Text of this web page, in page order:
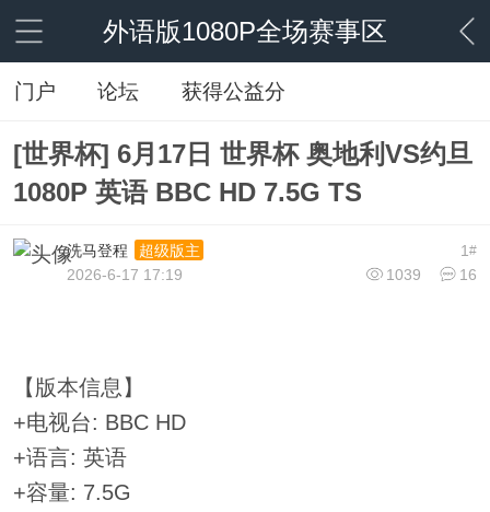
外语版1080P全场赛事区
门户 论坛 获得公益分
[世界杯] 6月17日 世界杯 奥地利VS约旦
1080P 英语 BBC HD 7.5G TS
1#
洗马登程
超级版主
1039
16
2026-6-17 17:19
【版本信息】
+电视台: BBC HD
+语言: 英语
+容量: 7.5G